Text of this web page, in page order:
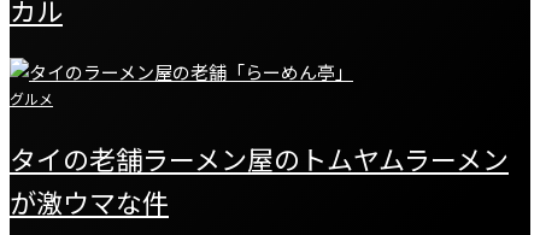
カル
グルメ
タイの老舗ラーメン屋のトムヤムラーメン
が激ウマな件